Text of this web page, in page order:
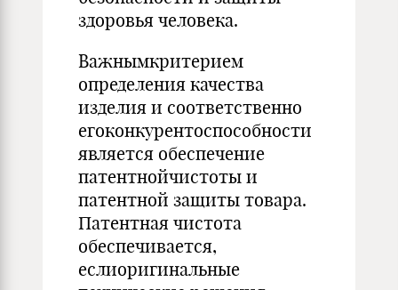
здоровья человека.
Важнымкритерием
определения качества
изделия и соответствен­но
егоконкурентоспособности
является обеспечение
патентнойчис­тоты и
патентной защиты товара.
Патентная чистота
обеспечи­вается,
еслиоригинальные